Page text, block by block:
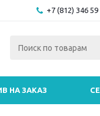
+7 (812) 346 59
НА ЗАКАЗ